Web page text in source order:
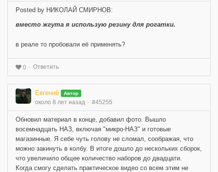
Posted by НИКОЛАЙ СМИРНОВ:
вместо жгута я использую резину для рогатки.
в реале то пробовали её применять?
0 Ответить
Евгений Автор
около 8 лет назад #45255
Обновил материал в конце, добавил фото. Вышло
восемнадцать НАЗ, включая "микро-НАЗ" и готовые
магазинные. Я себе чуть голову не сломал, соображая, что
можно закинуть в колбу. В итоге дошло до нескольких сборок,
что увеличило общее количество наборов до двадцати.
Когда смогу сделать практическое видео со всем этим не